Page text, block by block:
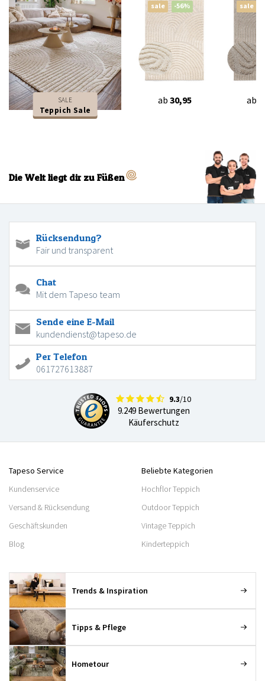
SALE
Teppich Sale
sale -56%
ab 30,95
sale
ab
Die Welt liegt dir zu Füßen
Rücksendung?
Fair und transparent
Chat
Mit dem Tapeso team
Sende eine E-Mail
kundendienst@tapeso.de
Per Telefon
061727613887
9.3/10
9.249 Bewertungen
Käuferschutz
Tapeso Service
Kundenservice
Versand & Rücksendung
Geschäftskunden
Blog
Beliebte Kategorien
Hochflor Teppich
Outdoor Teppich
Vintage Teppich
Kinderteppich
Trends & Inspiration
Tipps & Pflege
Hometour